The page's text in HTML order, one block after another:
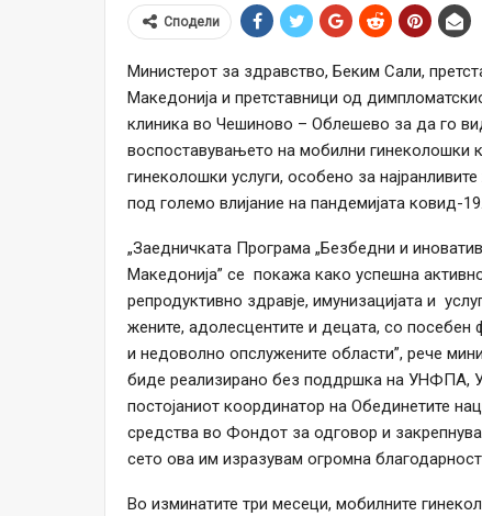
Сподели
Министерот за здравство, Беким Сали,
Македонија и претставници од
клиника во Чешиново – Облешево за да го
воспоставувањето на мобилни гинеколошки
гинеколошки услуги, особено за
под големо влијание на пандемијата ковид-19.
„Заедничката Програма „Безбедни и
Македонија” се покажа како успешна
репродуктивно здравје, имунизацијата и
жените, адолесцентите и децата, со посебен
и недоволно опслужените области”, рече
биде реализирано без поддршка на УНФПА,
постојаниот координатор на Обединетите
средства во Фондот за одговор и
сето ова им изразувам огромна
Во изминатите три месеци, мобилните